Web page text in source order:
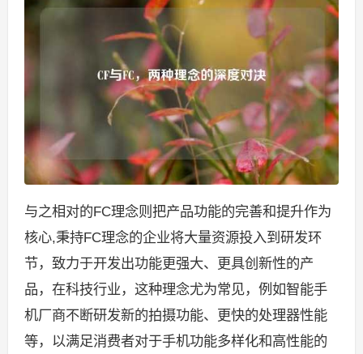
与之相对的FC理念则把产品功能的完善和提升作为
核心,秉持FC理念的企业将大量资源投入到研发环
节，致力于开发出功能更强大、更具创新性的产
品，在科技行业，这种理念尤为常见，例如智能手
机厂商不断研发新的拍摄功能、更快的处理器性能
等，以满足消费者对于手机功能多样化和高性能的